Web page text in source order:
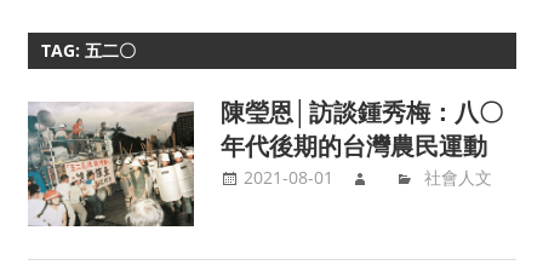
TAG: 五二〇
陳瑩恩│訪談鍾秀梅：八〇
年代後期的台灣農民運動
2021-08-01 社會人文